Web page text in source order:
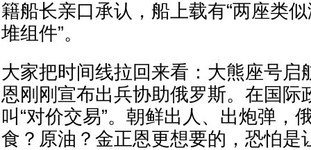
籍船长亲口承认，船上载有“两座类
堆组件”。
大家把时间线拉回来看：大熊座号启
恩刚刚宣布出兵协助俄罗斯。在国际
叫“对价交易”。朝鲜出人、出炮弹，
食？原油？金正恩更想要的，恐怕是